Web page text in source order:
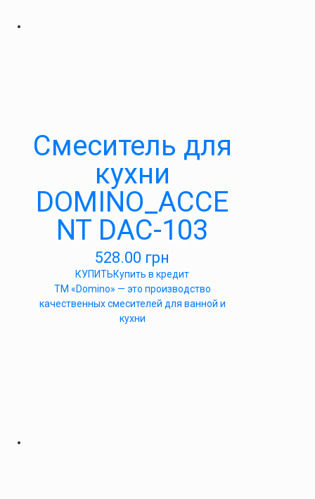
Cмеситель для
кухни
DOMINO_ACCE
NT DAC-103
528.00 грн
КУПИТЬКупить в кредит
ТМ «Domino» — это производство
качественных смесителей для ванной и
кухни